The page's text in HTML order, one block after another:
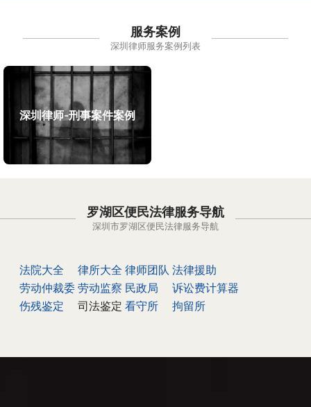
服务案例
深圳律师服务案例列表
深圳律师-刑事案件案例
罗湖区便民法律服务导航
深圳市罗湖区便民法律服务导航
法院大全 律所大全 律师团队 法律援助
劳动仲裁委 劳动监察 民政局
诉讼费计算器
伤残鉴定
司法鉴定 看守所 拘留所